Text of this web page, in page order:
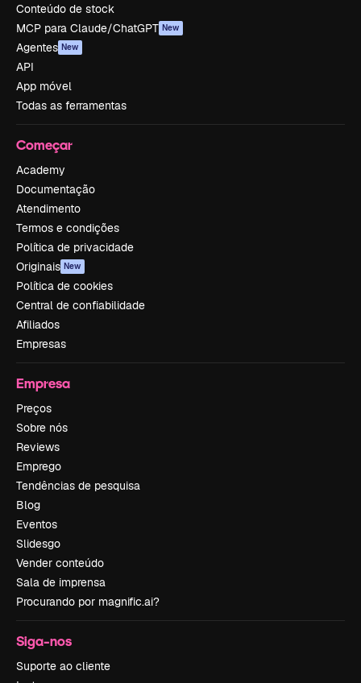
Conteúdo de stock
MCP para Claude/ChatGPT New
Agentes New
API
App móvel
Todas as ferramentas
Começar
Academy
Documentação
Atendimento
Termos e condições
Política de privacidade
Originais New
Política de cookies
Central de confiabilidade
Afiliados
Empresas
Empresa
Preços
Sobre nós
Reviews
Emprego
Tendências de pesquisa
Blog
Eventos
Slidesgo
Vender conteúdo
Sala de imprensa
Procurando por magnific.ai?
Siga-nos
Suporte ao cliente